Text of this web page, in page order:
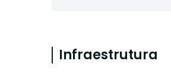
Infraestrutura